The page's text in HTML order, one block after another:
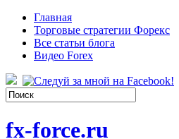
Главная
Торговые стратегии Форекс
Все статьи блога
Видео Forex
fx-force.ru